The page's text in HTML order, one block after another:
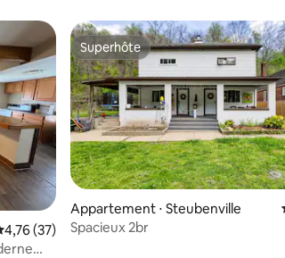
moyenne sur la base de 37
4,76 (37)
Superhôte
Superhôte
Appartement ⋅ Steubenville
Spacieux 2br